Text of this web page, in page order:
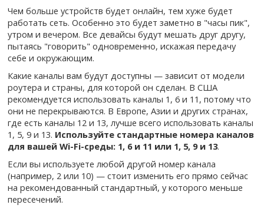
Чем больше устройств будет онлайн, тем хуже будет
работать сеть. Особенно это будет заметно в "часы пик",
утром и вечером. Все девайсы будут мешать друг другу,
пытаясь "говорить" одновременно, искажая передачу
себе и окружающим.
Какие каналы вам будут доступны — зависит от модели
роутера и страны, для которой он сделан. В США
рекомендуется использовать каналы 1, 6 и 11, потому что
они не перекрываются. В Европе, Азии и других странах,
где есть каналы 12 и 13, лучше всего использовать каналы
1, 5, 9 и 13. Используйте стандартные номера каналов
для вашей Wi-Fi-среды: 1, 6 и 11 или 1, 5, 9 и 13.
Если вы используете любой другой номер канала
(например, 2 или 10) — стоит изменить его прямо сейчас
на рекомендованный стандартный, у которого меньше
пересечений.